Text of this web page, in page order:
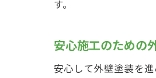
す。
安心施工のための
安心して外壁塗装を